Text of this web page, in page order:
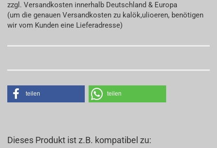
zzgl. Versandkosten innerhalb Deutschland & Europa
(um die genauen Versandkosten zu kalök,ulioeren, benötigen
wir vom Kunden eine Lieferadresse)
teilen teilen
Dieses Produkt ist z.B. kompatibel zu: